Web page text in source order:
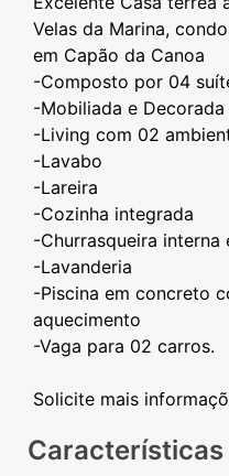
Velas da Marina,
em Capão da Canoa
-Composto por 04
-Mobiliada e Decorada
-Living com 02
-Lavabo
-Lareira
-Cozinha integrada
-Churrasqueira interna
-Lavanderia
-Piscina em concreto
aquecimento
-Vaga para 02 carros.
Características